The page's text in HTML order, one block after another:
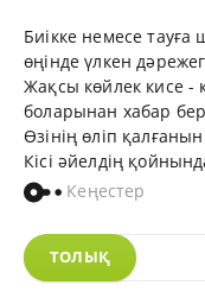
Биікке немесе тауға
өңінде үлкен
Жақсы көйлек кисе -
боларынан хабар
Өзінің өліп
Кісі әйелдің
Кеңестер
ТОЛЫҚ